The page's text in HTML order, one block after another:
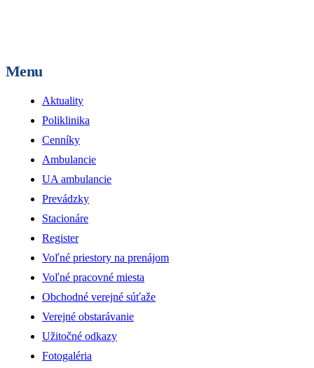
Menu
Aktuality
Poliklinika
Cenníky
Ambulancie
UA ambulancie
Prevádzky
Stacionáre
Register
Voľné priestory na prenájom
Voľné pracovné miesta
Obchodné verejné súťaže
Verejné obstarávanie
Užitočné odkazy
Fotogaléria